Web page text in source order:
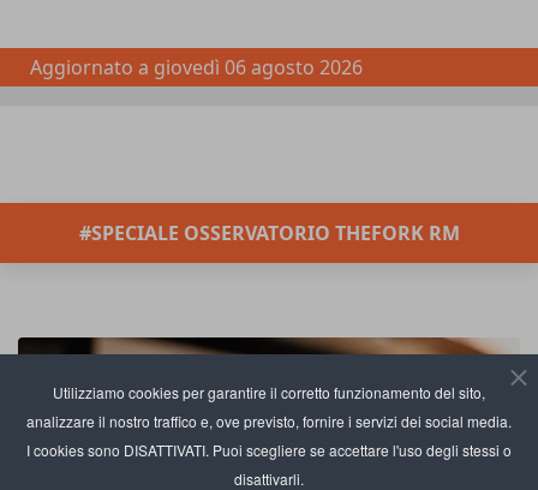
Utilizziamo cookies per garantire il corretto funzionamento del sito,
analizzare il nostro traffico e, ove previsto, fornire i servizi dei social media.
I cookies sono DISATTIVATI. Puoi scegliere se accettare l'uso degli stessi o
disattivarli.
Aggiornato a giovedì 06 agosto 2026
#SPECIALE OSSERVATORIO THEFORK RM